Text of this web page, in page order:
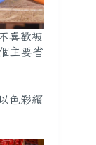
喜歡被
主要省
色彩繽